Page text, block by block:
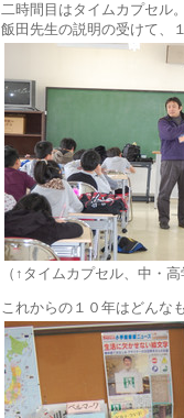
二時間目はタイムカプセル。
飯田先生の説明の受けて、
（↑タイムカプセル、中・高
これからの１０年はどんな